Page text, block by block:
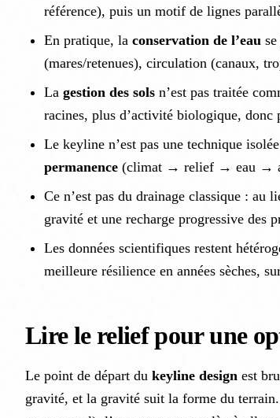
référence), puis un motif de lignes
En pratique, la conservation de l’eau
(mares/retenues), circulation (canaux,
La gestion des sols n’est pas traitée
racines, plus d’activité biologique, donc
Le keyline n’est pas une technique
permanence (climat → relief → eau →
Ce n’est pas du drainage classique : au
gravité et une recharge progressive des
Les données scientifiques restent
meilleure résilience en années sèches,
Lire le relief pour une
Le point de départ du keyline design est
gravité, et la gravité suit la forme du